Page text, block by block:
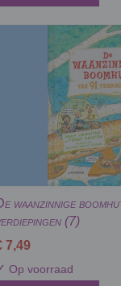
waanzinnige
(7)
7,49
Op voorraad